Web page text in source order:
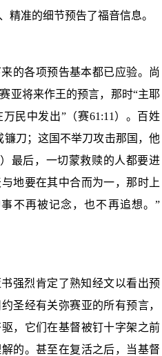
精准的细节预告了福音信息。
的各项预告基本都已应验。尚
亚将来作王的预言，那时“主耶
民中发出”（赛61:11 ）。百姓
刀；这国不举刀攻击那国，他
）最后，一切蒙救赎的人都要进
地要在其中合而为一，那时上
不再被记念，也不再追想。”
强烈肯定了熟知经文以看出预
圣经有关弥赛亚的所有预言，
，它们在基督被钉十字架之前
的。甚至在复活之后，当基督